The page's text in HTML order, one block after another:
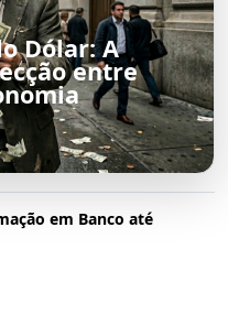
Dólar: A
entre
em Banco até